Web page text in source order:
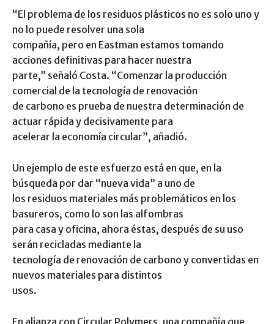
“El problema de los residuos plásticos no es solo uno y
no lo puede resolver una sola
compañía, pero en Eastman estamos tomando
acciones definitivas para hacer nuestra
parte,” señaló Costa. “Comenzar la producción
comercial de la tecnología de renovación
de carbono es prueba de nuestra determinación de
actuar rápida y decisivamente para
acelerar la economía circular”, añadió.
Un ejemplo de este esfuerzo está en que, en la
búsqueda por dar “nueva vida” a uno de
los residuos materiales más problemáticos en los
basureros, como lo son las alfombras
para casa y oficina, ahora éstas, después de su uso
serán recicladas mediante la
tecnología de renovación de carbono y convertidas en
nuevos materiales para distintos
usos.